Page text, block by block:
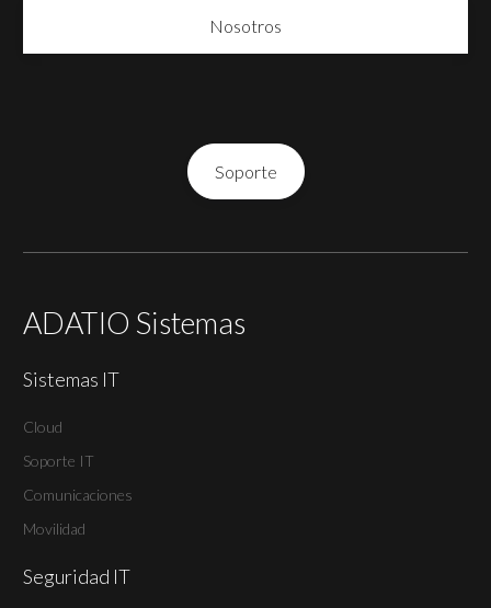
Nosotros
Soporte
ADATIO Sistemas
Sistemas IT
Cloud
Soporte IT
Comunicaciones
Movilidad
Seguridad IT